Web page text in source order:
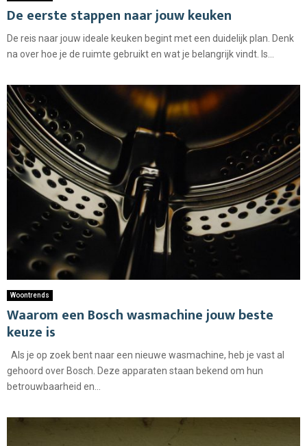
De eerste stappen naar jouw keuken
De reis naar jouw ideale keuken begint met een duidelijk plan. Denk
na over hoe je de ruimte gebruikt en wat je belangrijk vindt. Is...
Woontrends
Waarom een Bosch wasmachine jouw beste
keuze is
Als je op zoek bent naar een nieuwe wasmachine, heb je vast al
gehoord over Bosch. Deze apparaten staan bekend om hun
betrouwbaarheid en...